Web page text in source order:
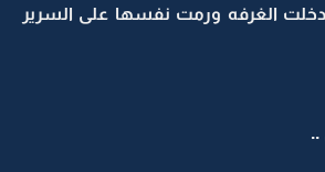
دخلت الغرفه ورمت نفسها على السرير